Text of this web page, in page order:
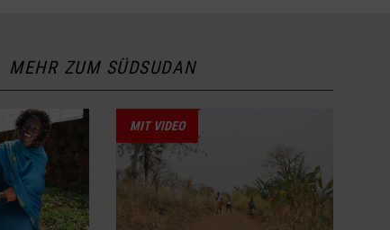
MEHR ZUM SÜDSUDAN
MIT VIDEO